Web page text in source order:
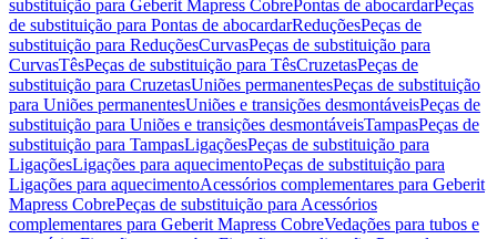
substituição para Geberit Mapress CobrePontas de abocardarPeças
de substituição para Pontas de abocardarReduçõesPeças de
substituição para ReduçõesCurvasPeças de substituição para
CurvasTêsPeças de substituição para TêsCruzetasPeças de
substituição para CruzetasUniões permanentesPeças de substituição
para Uniões permanentesUniões e transições desmontáveisPeças de
substituição para Uniões e transições desmontáveisTampasPeças de
substituição para TampasLigaçõesPeças de substituição para
LigaçõesLigações para aquecimentoPeças de substituição para
Ligações para aquecimentoAcessórios complementares para Geberit
Mapress CobrePeças de substituição para Acessórios
complementares para Geberit Mapress CobreVedações para tubos e